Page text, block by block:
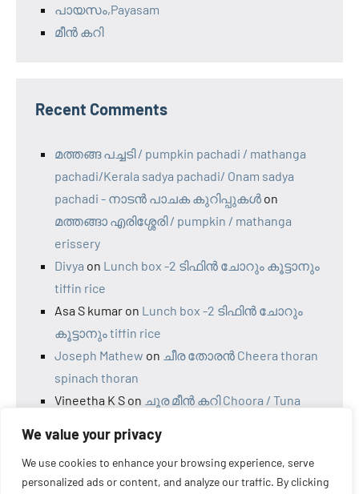
We value your privacy
We use cookies to enhance your browsing experience, serve
personalized ads or content, and analyze our traffic. By clicking
പായസം,Payasam
മീൻ കറി
Recent Comments
മത്തങ്ങ പച്ചടി / pumpkin pachadi / mathanga
pachadi/Kerala sadya pachadi/ Onam sadya
pachadi - നാടന്‍ പാചക കുറിപ്പുകള്‍ on
മത്തങ്ങാ എരിശ്ശേരി / pumpkin / mathanga
erissery
Divya on Lunch box -2 ടിഫിൻ ചോറും കൂട്ടാനും
tiffin rice
Asa S kumar on Lunch box -2 ടിഫിൻ ചോറും
കൂട്ടാനും tiffin rice
Joseph Mathew on ചീര തോരൻ Cheera thoran
spinach thoran
Vineetha K S on ചൂര മീന്‍ കറി Choora / Tuna